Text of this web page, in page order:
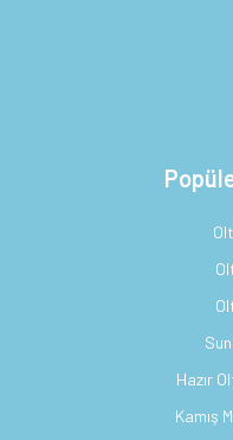
Hazır
Kamış